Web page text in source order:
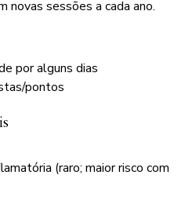
novas sessões a cada ano.
por alguns dias
pontos
(raro; maior risco com